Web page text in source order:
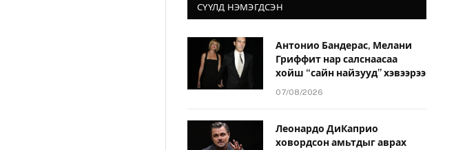
СҮҮЛД НЭМЭГДСЭН
Антонио Бандерас, Мелани
Гриффит нар салснаасаа
хойш “сайн найзууд” хэвээрээ
07/08/2026
Леонардо ДиКаприо
ховордсон амьтдыг аврах